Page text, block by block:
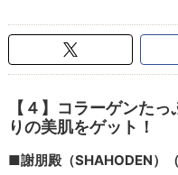
【４】コラーゲンた
りの美肌をゲット！
■謝朋殿（SHAHODEN）